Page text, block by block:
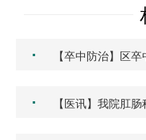
· 【卒中防治】区
· 【医讯】我院肛